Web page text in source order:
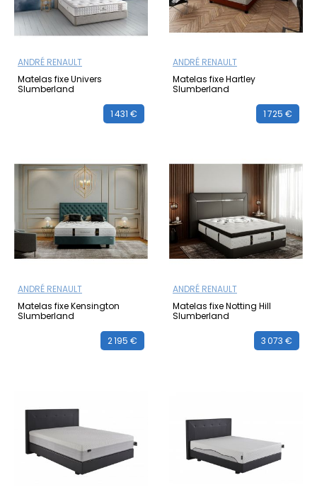
ANDRÉ RENAULT
Matelas fixe Univers
Slumberland
1 431 €
ANDRÉ RENAULT
Matelas fixe Hartley
Slumberland
1 725 €
ANDRÉ RENAULT
Matelas fixe Kensington
Slumberland
2 195 €
ANDRÉ RENAULT
Matelas fixe Notting Hill
Slumberland
3 073 €